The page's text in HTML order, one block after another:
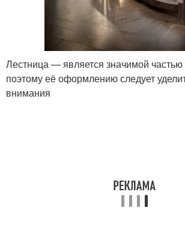
Лестница — является значимой частью
поэтому её оформлению следует
внимания